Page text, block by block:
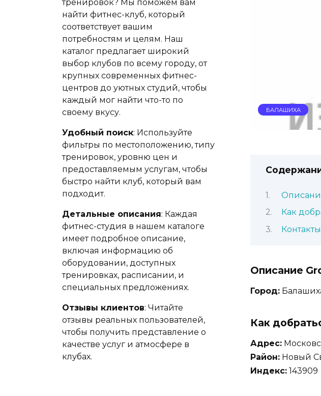
БАЛАШИХА
Как
Описание
Город:
Как
Адрес:
Район: Новый
Индекс: 143909
тренировок? Мы поможем вам
найти фитнес-клуб, который
соответствует вашим
потребностям и целям. Наш
каталог предлагает широкий
выбор клубов по всему городу, от
крупных современных фитнес-
центров до уютных студий, чтобы
каждый мог найти что-то по
своему вкусу.
Удобный поиск: Используйте
фильтры по местоположению, типу
тренировок, уровню цен и
предоставляемым услугам, чтобы
быстро найти клуб, который вам
подходит.
Детальные описания: Каждая
фитнес-студия в нашем каталоге
имеет подробное описание,
включая информацию об
оборудовании, доступных
тренировках, расписании, и
специальных предложениях.
Отзывы клиентов: Читайте
отзывы реальных пользователей,
чтобы получить представление о
качестве услуг и атмосфере в
клубах.